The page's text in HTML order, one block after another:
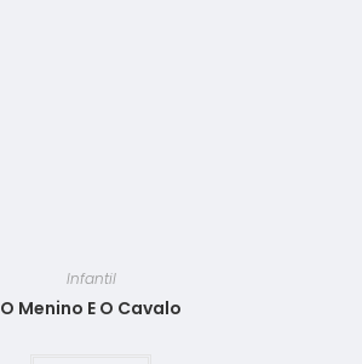
Infantil
O Menino E O Cavalo